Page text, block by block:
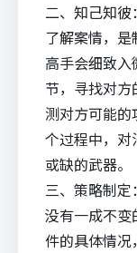
二、知己知
了解案情，
高手会细致
节，寻找对
测对方可能
个过程中，
或缺的武器。
三、策略制
没有一成不
件的具体情